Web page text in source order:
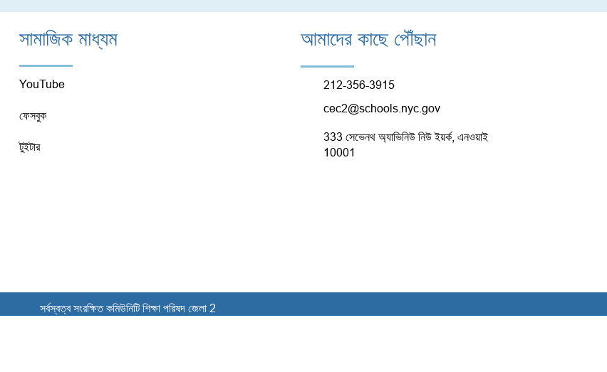
সামাজিক মাধ্যম
YouTube
ফেসবুক
টুইটার
আমাদের কাছে পৌঁছান
212-356-3915
cec2@schools.nyc.gov
333 সেভেনথ অ্যাভিনিউ নিউ ইয়র্ক, এনওয়াই
10001
সর্বস্বত্ব সংরক্ষিত কমিউনিটি শিক্ষা পরিষদ জেলা 2